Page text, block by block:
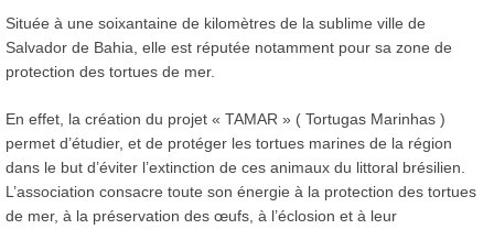
Située à une soixantaine de kilomètres de la sublime ville de
Salvador de Bahia, elle est réputée notamment pour sa zone de
protection des tortues de mer.
En effet, la création du projet « TAMAR » ( Tortugas Marinhas )
permet d’étudier, et de protéger les tortues marines de la région
dans le but d’éviter l’extinction de ces animaux du littoral brésilien.
L’association consacre toute son énergie à la protection des tortues
de mer, à la préservation des œufs, à l’éclosion et à leur